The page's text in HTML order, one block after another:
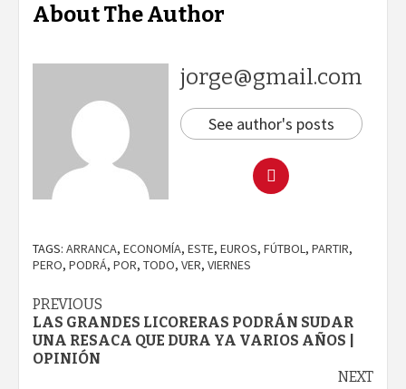
About The Author
jorge@gmail.com
See author's posts
TAGS: ARRANCA, ECONOMÍA, ESTE, EUROS, FÚTBOL, PARTIR,
PERO, PODRÁ, POR, TODO, VER, VIERNES
Continue
Reading
PREVIOUS
LAS GRANDES LICORERAS PODRÁN SUDAR
UNA RESACA QUE DURA YA VARIOS AÑOS |
OPINIÓN
NEXT